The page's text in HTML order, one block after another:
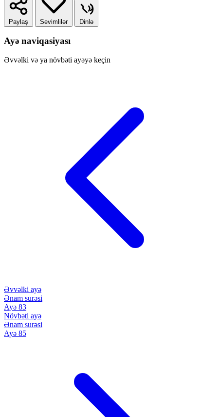
Paylaş Sevimlilər Dinlə
Ayə naviqasiyası
Əvvəlki və ya növbəti ayəyə keçin
Əvvəlki ayə
Ənam surəsi
Ayə 83
Növbəti ayə
Ənam surəsi
Ayə 85